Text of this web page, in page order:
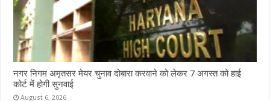
नगर निगम अमृतसर मेयर चुनाव दोबारा करवाने को लेकर 7 अगस्त को हाई
कोर्ट में होगी सुनवाई
August 6, 2026